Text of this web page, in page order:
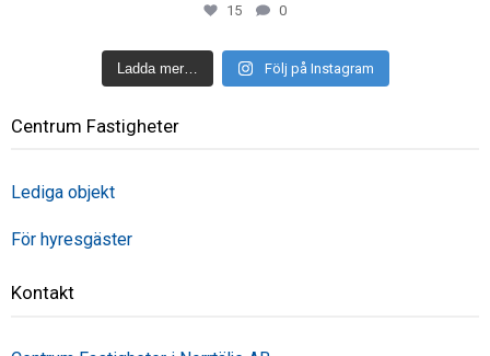
15
0
Ladda mer… Följ på Instagram
Centrum Fastigheter
Lediga objekt
För hyresgäster
Kontakt